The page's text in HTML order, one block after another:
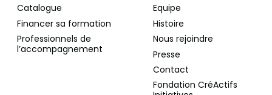
Catalogue
Financer sa formation
Professionnels de
l’accompagnement
Equipe
Histoire
Nous rejoindre
Presse
Contact
Fondation CréActifs